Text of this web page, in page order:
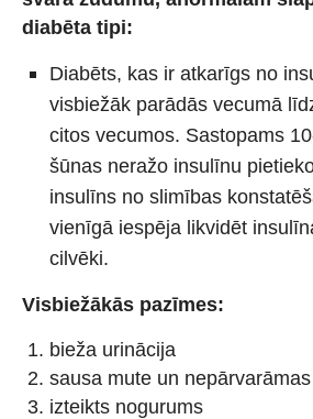
diabēta tipi:
Diabēts, kas ir atkarīgs no
visbiežāk parādās vecumā
citos vecumos. Sastopams
šūnas neražo insulīnu
insulīns no slimības
vienīgā iespēja likvidēt
cilvēki.
Visbiežākās pazīmes:
bieža urinācija
sausa mute un
izteikts nogurums